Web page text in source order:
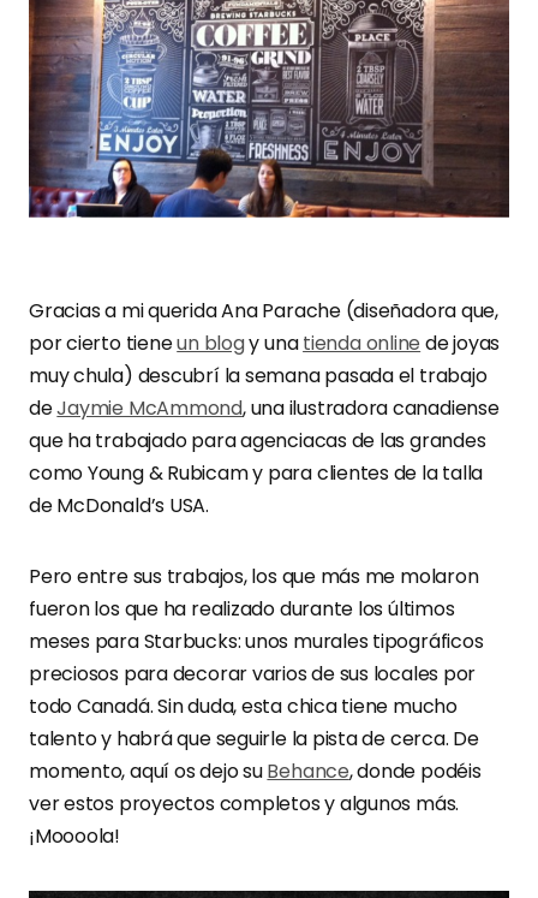
Gracias a mi querida Ana Parache (diseñadora que,
por cierto tieneun blogy unatienda online de joyas
muy chula) descubrí la semana pasada el trabajo
deJaymie McAmmond, una ilustradora canadiense
que ha trabajado para agenciacas de las grandes
como Young & Rubicam y para clientes de la talla
de McDonald’s USA.
Pero entre sus trabajos, los que más me molaron
fueron los que ha realizado durante los últimos
meses para Starbucks: unos murales tipográficos
preciosos para decorar varios de sus locales por
todo Canadá. Sin duda, esta chica tiene mucho
talento y habrá que seguirle la pista de cerca. De
momento, aquí os dejo suBehance, donde podéis
ver estos proyectos completos y algunos más.
¡Moooola!